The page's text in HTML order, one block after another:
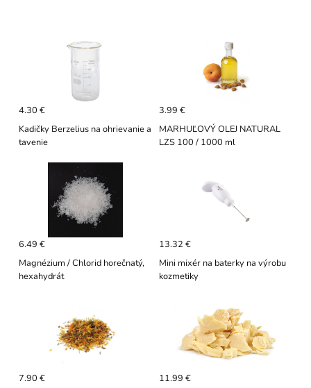
4.30 €
Kadičky Berzelius na ohrievanie a
tavenie
3.99 €
MARHUĽOVÝ OLEJ NATURAL
LZS 100 / 1000 ml
6.49 €
Magnézium / Chlorid horečnatý,
hexahydrát
13.32 €
Mini mixér na baterky na výrobu
kozmetiky
7.90 €
11.99 €